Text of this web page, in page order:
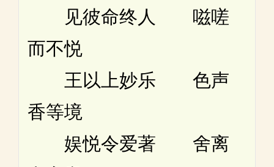
见彼命终人 嗞嗟
而不悦
王以上妙乐 色声
香等境
娱悦令爱著 舍离